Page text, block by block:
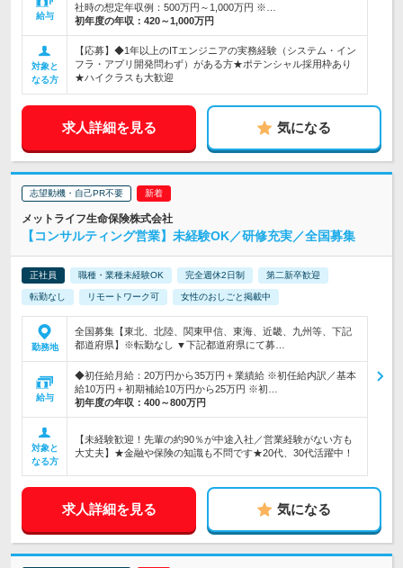
給与
社時の想定年収例：500万円～1,000万円 ※…
初年度の年収： 420～1,000万円
対象と
なる方
【応募】◆1年以上のITエンジニアの実務経験（システム・イン
フラ・アプリ開発問わず）がある方★ポテンシャル採用枠あり
★ハイクラスも大歓迎
求人詳細を見る 気になる
志望動機・自己PR不要
メットライフ生命保険株式会社
【コンサルティング営業】未経験OK／研修充実／全国募集
正社員 職種・業種未経験OK 完全週休2日制 第二新卒歓迎
転勤なし リモートワーク可 女性のおしごと掲載中
勤務地
全国募集【東北、北陸、関東甲信、東海、近畿、九州等、下記
都道府県】※転勤なし ▼下記都道府県にて募…
給与
◆初任給月給：20万円から35万円＋業績給 ※初任給内訳／基本
給10万円＋初期補給10万円から25万円 ※初…
初年度の年収： 400～800万円
対象と
なる方
【未経験歓迎！先輩の約90％が中途入社／営業経験がない方も
大丈夫】★金融や保険の知識も不問です★20代、30代活躍中！
求人詳細を見る 気になる